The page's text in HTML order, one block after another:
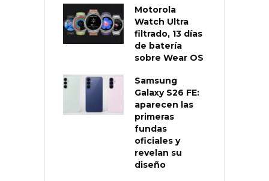
Motorola
Watch Ultra
filtrado, 13 días
de batería
sobre Wear OS
Samsung
Galaxy S26 FE:
aparecen las
primeras
fundas
oficiales y
revelan su
diseño